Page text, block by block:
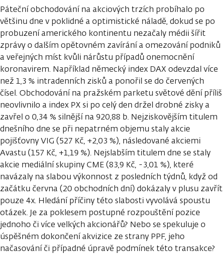
Páteční obchodování na akciových trzích probíhalo po
většinu dne v poklidné a optimistické náladě, dokud se po
probuzení amerického kontinentu nezačaly médii šířit
zprávy o dalším opětovném zavírání a omezování podniků
a veřejných míst kvůli nárůstu případů onemocnění
koronavirem. Například německý index DAX odevzdal více
než 1,3 % intradenních zisků a ponořil se do červených
čísel. Obchodování na pražském parketu světové dění příliš
neovlivnilo a index PX si po celý den držel drobné zisky a
zavřel o 0,34 % silnější na 920,88 b. Nejziskovějším titulem
dnešního dne se při nepatrném objemu staly akcie
pojišťovny VIG (527 Kč, +2,03 %), následované akciemi
Avastu (157 Kč, +1,19 %). Nejslabším titulem dne se staly
akcie mediální skupiny CME (83,9 Kč, -3,01 %), které
navázaly na slabou výkonnost z posledních týdnů, když od
začátku června (20 obchodních dní) dokázaly v plusu zavřít
pouze 4x. Hledání příčiny této slabosti vyvolává spoustu
otázek. Je za poklesem postupné rozpouštění pozice
jednoho či více velkých akcionářů? Nebo se spekuluje o
úspěšném dokončení akvizice ze strany PPF, jeho
načasování či případné úpravě podmínek této transakce?